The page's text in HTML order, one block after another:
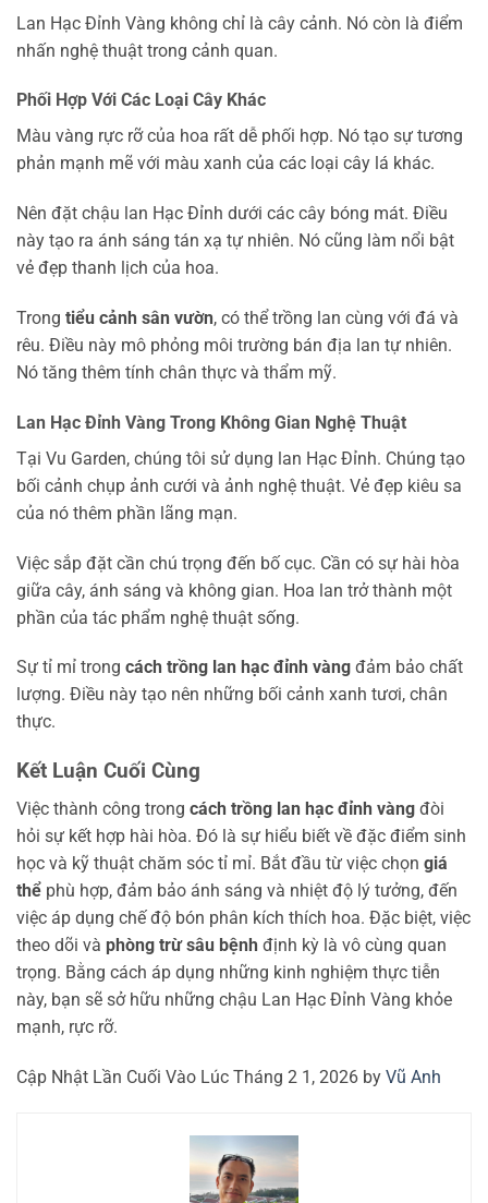
Lan Hạc Đỉnh Vàng không chỉ là cây cảnh. Nó còn là điểm
nhấn nghệ thuật trong cảnh quan.
Phối Hợp Với Các Loại Cây Khác
Màu vàng rực rỡ của hoa rất dễ phối hợp. Nó tạo sự tương
phản mạnh mẽ với màu xanh của các loại cây lá khác.
Nên đặt chậu lan Hạc Đỉnh dưới các cây bóng mát. Điều
này tạo ra ánh sáng tán xạ tự nhiên. Nó cũng làm nổi bật
vẻ đẹp thanh lịch của hoa.
Trong tiểu cảnh sân vườn, có thể trồng lan cùng với đá và
rêu. Điều này mô phỏng môi trường bán địa lan tự nhiên.
Nó tăng thêm tính chân thực và thẩm mỹ.
Lan Hạc Đỉnh Vàng Trong Không Gian Nghệ Thuật
Tại Vu Garden, chúng tôi sử dụng lan Hạc Đỉnh. Chúng tạo
bối cảnh chụp ảnh cưới và ảnh nghệ thuật. Vẻ đẹp kiêu sa
của nó thêm phần lãng mạn.
Việc sắp đặt cần chú trọng đến bố cục. Cần có sự hài hòa
giữa cây, ánh sáng và không gian. Hoa lan trở thành một
phần của tác phẩm nghệ thuật sống.
Sự tỉ mỉ trong cách trồng lan hạc đỉnh vàng đảm bảo chất
lượng. Điều này tạo nên những bối cảnh xanh tươi, chân
thực.
Kết Luận Cuối Cùng
Việc thành công trong cách trồng lan hạc đỉnh vàng đòi
hỏi sự kết hợp hài hòa. Đó là sự hiểu biết về đặc điểm sinh
học và kỹ thuật chăm sóc tỉ mỉ. Bắt đầu từ việc chọn giá
thể phù hợp, đảm bảo ánh sáng và nhiệt độ lý tưởng, đến
việc áp dụng chế độ bón phân kích thích hoa. Đặc biệt, việc
theo dõi và phòng trừ sâu bệnh định kỳ là vô cùng quan
trọng. Bằng cách áp dụng những kinh nghiệm thực tiễn
này, bạn sẽ sở hữu những chậu Lan Hạc Đỉnh Vàng khỏe
mạnh, rực rỡ.
Cập Nhật Lần Cuối Vào Lúc Tháng 2 1, 2026 by Vũ Anh